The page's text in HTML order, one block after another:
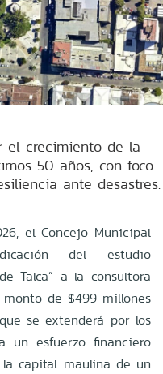
el crecimiento de la
50 años, con foco
ante desastres.
el Concejo Municipal
del estudio
Talca” a la consultora
de $499 millones
se extenderá por los
un esfuerzo financiero
capital maulina de un